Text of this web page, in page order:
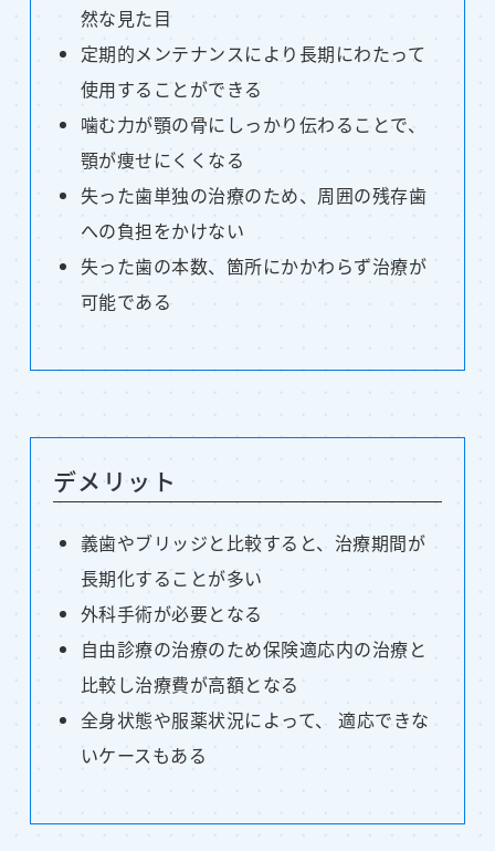
然な見た目
定期的メンテナンスにより長期にわたって
使用することができる
噛む力が顎の骨にしっかり伝わることで、
顎が痩せにくくなる
失った歯単独の治療のため、周囲の残存歯
への負担をかけない
失った歯の本数、箇所にかかわらず治療が
可能である
デメリット
義歯やブリッジと比較すると、治療期間が
長期化することが多い
外科手術が必要となる
自由診療の治療のため保険適応内の治療と
比較し治療費が高額となる
全身状態や服薬状況によって、 適応できな
いケースもある